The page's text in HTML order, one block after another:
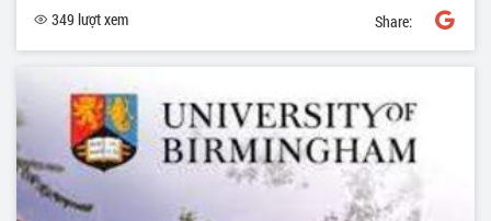
349 lượt xem Share: